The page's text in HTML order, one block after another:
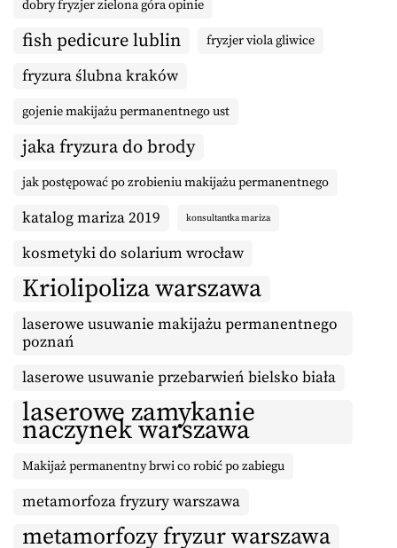
dobry fryzjer zielona góra opinie
fish pedicure lublin fryzjer viola gliwice
fryzura ślubna kraków
gojenie makijażu permanentnego ust
jaka fryzura do brody
jak postępować po zrobieniu makijażu permanentnego
katalog mariza 2019 konsultantka mariza
kosmetyki do solarium wrocław
Kriolipoliza warszawa
laserowe usuwanie makijażu permanentnego
poznań
laserowe usuwanie przebarwień bielsko biała
laserowe zamykanie
naczynek warszawa
Makijaż permanentny brwi co robić po zabiegu
metamorfoza fryzury warszawa
metamorfozy fryzur warszawa